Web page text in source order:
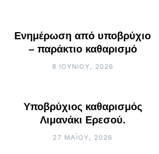
Ενημέρωση από υποβρύχιο
– παράκτιο καθαρισμό
8 ΙΟΥΝΊΟΥ, 2026
Υποβρύχιος καθαρισμός
Λιμανάκι Ερεσού.
27 ΜΑΪ́ΟΥ, 2026